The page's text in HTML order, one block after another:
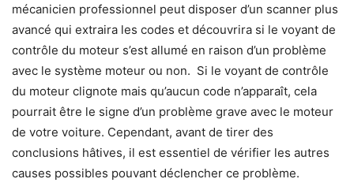
mécanicien professionnel peut disposer d’un scanner plus
avancé qui extraira les codes et découvrira si le voyant de
contrôle du moteur s’est allumé en raison d’un problème
avec le système moteur ou non. Si le voyant de contrôle
du moteur clignote mais qu’aucun code n’apparaît, cela
pourrait être le signe d’un problème grave avec le moteur
de votre voiture. Cependant, avant de tirer des
conclusions hâtives, il est essentiel de vérifier les autres
causes possibles pouvant déclencher ce problème.